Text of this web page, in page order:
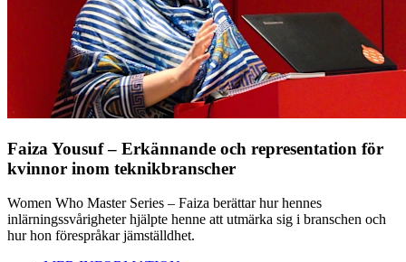
Faiza Yousuf – Erkännande och representation för
kvinnor inom teknikbranscher
Women Who Master Series – Faiza berättar hur hennes
inlärningssvårigheter hjälpte henne att utmärka sig i branschen och
hur hon förespråkar jämställdhet.